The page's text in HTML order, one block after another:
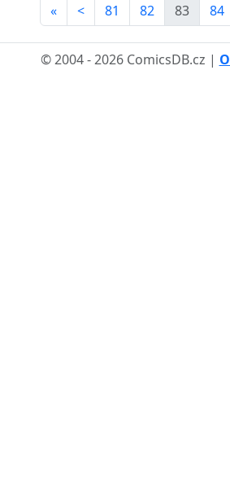
« < 81 82 83 84
© 2004 - 2026 ComicsDB.cz |